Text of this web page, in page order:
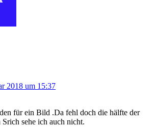
2018 um 15:37
für ein Bild .Da fehl doch die hälfte der
sehe ich auch nicht.